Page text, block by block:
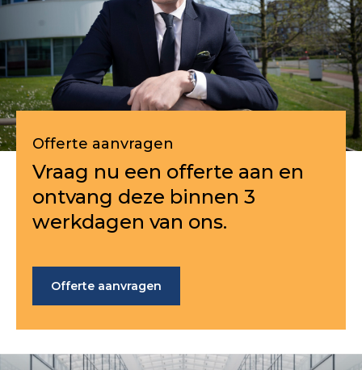
Offerte aanvragen
Vraag nu een offerte aan en
ontvang deze binnen 3
werkdagen van ons.
Offerte aanvragen